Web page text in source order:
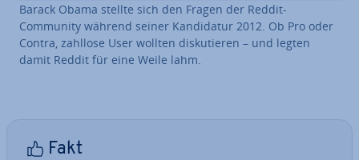
Barack Obama stellte sich den Fragen der Reddit-
Community während seiner Kan­di­da­tur 2012. Ob Pro oder
Contra, zahllose User wollten dis­ku­tie­ren – und legten
damit Reddit für eine Weile lahm.
Fakt